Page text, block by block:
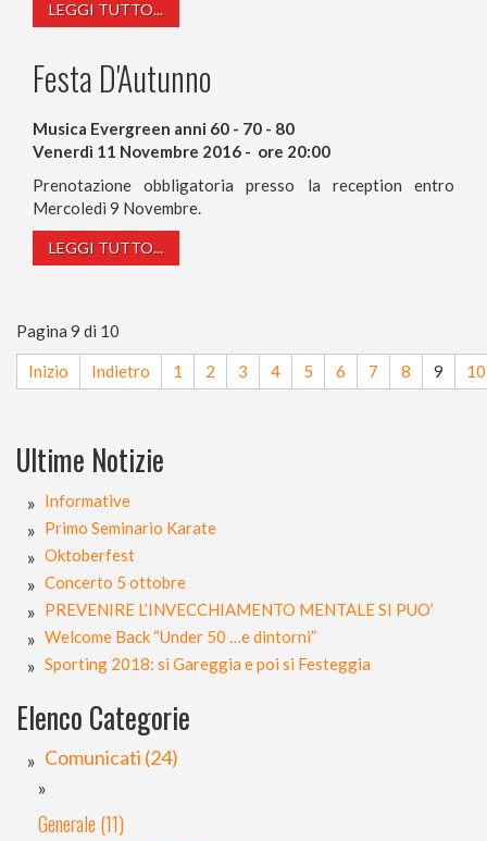
LEGGI TUTTO...
Festa D'Autunno
Musica Evergreen anni 60 - 70 - 80
Venerdì 11 Novembre 2016 - ore 20:00
Prenotazione obbligatoria presso la reception entro
Mercoledì 9 Novembre.
LEGGI TUTTO...
Pagina 9 di 10
Inizio Indietro 1 2 3 4 5 6 7 8 9 10
Ultime Notizie
Informative
Primo Seminario Karate
Oktoberfest
Concerto 5 ottobre
PREVENIRE L’INVECCHIAMENTO MENTALE SI PUO’
Welcome Back “Under 50 …e dintorni”
Sporting 2018: si Gareggia e poi si Festeggia
Elenco Categorie
Comunicati (24)
Generale (11)